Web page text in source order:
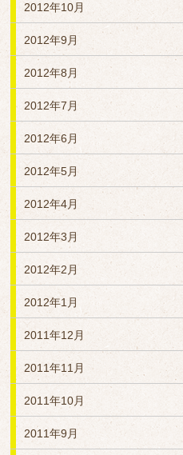
2012年10月
2012年9月
2012年8月
2012年7月
2012年6月
2012年5月
2012年4月
2012年3月
2012年2月
2012年1月
2011年12月
2011年11月
2011年10月
2011年9月